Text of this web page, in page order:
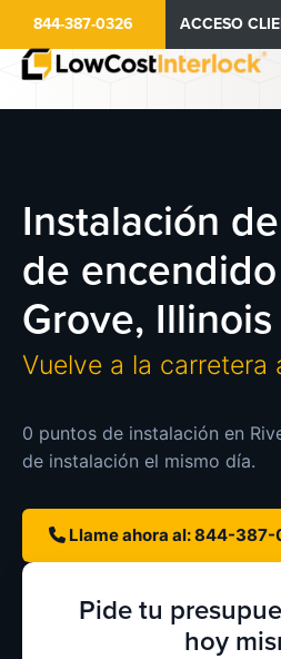
contenido
844-387-0326 ACCESO
Instalación
de
Grove, Illinois
Vuelve a la carretera
0 puntos de instalación en
de instalación el mismo día.
Llame ahora al: 844-387-
Pide tu
hoy